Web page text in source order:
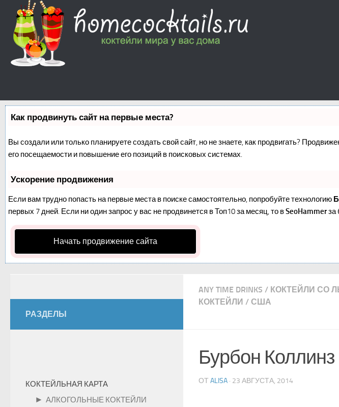
Как продвинуть сайт на первые места?
Вы создали или только планируете создать свой сайт, но не знаете, как продвигать?
его посещаемости и повышение его позиций в поисковых системах.
Ускорение продвижения
Если вам трудно попасть на первые места в поиске самостоятельно, попробуйте технологию
первых 7 дней. Если ни один запрос у вас не продвинется в Топ10 за месяц, то вSeoHammerза
Начать продвижение сайта
ANY TIME DRINKS / КОКТЕЙЛИ СО
КОКТЕЙЛИ / США
Бурбон Коллинз
ОТ ALISA · 23 АВГУСТА, 2014
РАЗДЕЛЫ
КОКТЕЙЛЬНАЯ КАРТА
► АЛКОГОЛЬНЫЕ КОКТЕЙЛИ